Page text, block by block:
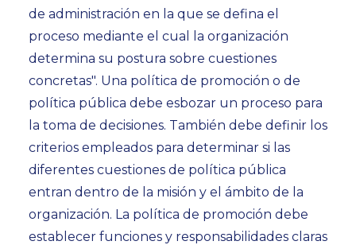
de administración en la que se defina el
proceso mediante el cual la organización
determina su postura sobre cuestiones
concretas". Una política de promoción o de
política pública debe esbozar un proceso para
la toma de decisiones. También debe definir los
criterios empleados para determinar si las
diferentes cuestiones de política pública
entran dentro de la misión y el ámbito de la
organización. La política de promoción debe
establecer funciones y responsabilidades claras